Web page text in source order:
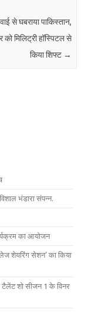
से घबराया पाकिस्तान,
मिलिट्री हॉस्पिटल से
किया शिफ्ट →
भंडारा संपन्न.
का आयोजन
शेयरिंग सेशन’ का किया
टैलेंट शो सीजन 1 के विनर